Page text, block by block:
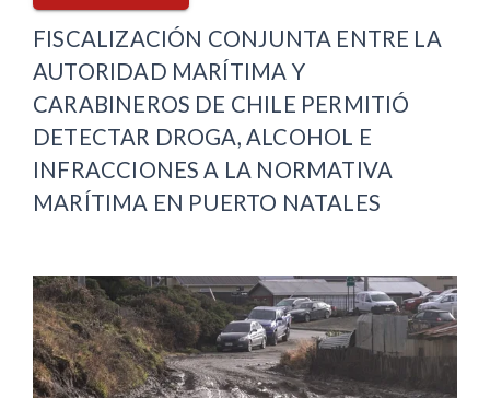
FISCALIZACIÓN CONJUNTA ENTRE LA
AUTORIDAD MARÍTIMA Y
CARABINEROS DE CHILE PERMITIÓ
DETECTAR DROGA, ALCOHOL E
INFRACCIONES A LA NORMATIVA
MARÍTIMA EN PUERTO NATALES